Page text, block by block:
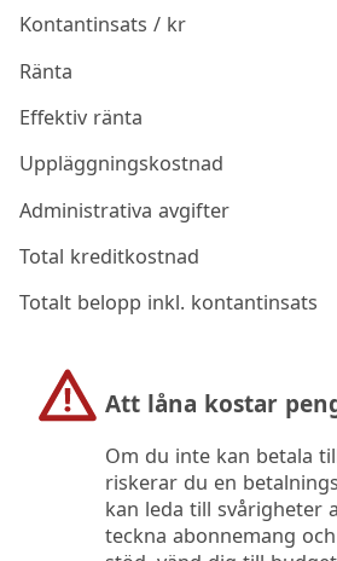
Kontantinsats / kr
Ränta
Effektiv ränta
Uppläggningskostnad
Administrativa avgifter
Total kreditkostnad
Totalt belopp inkl. kontantinsats
Att låna kostar
Om du inte kan betala
riskerar du en
kan leda till svårigheter
teckna abonnemang